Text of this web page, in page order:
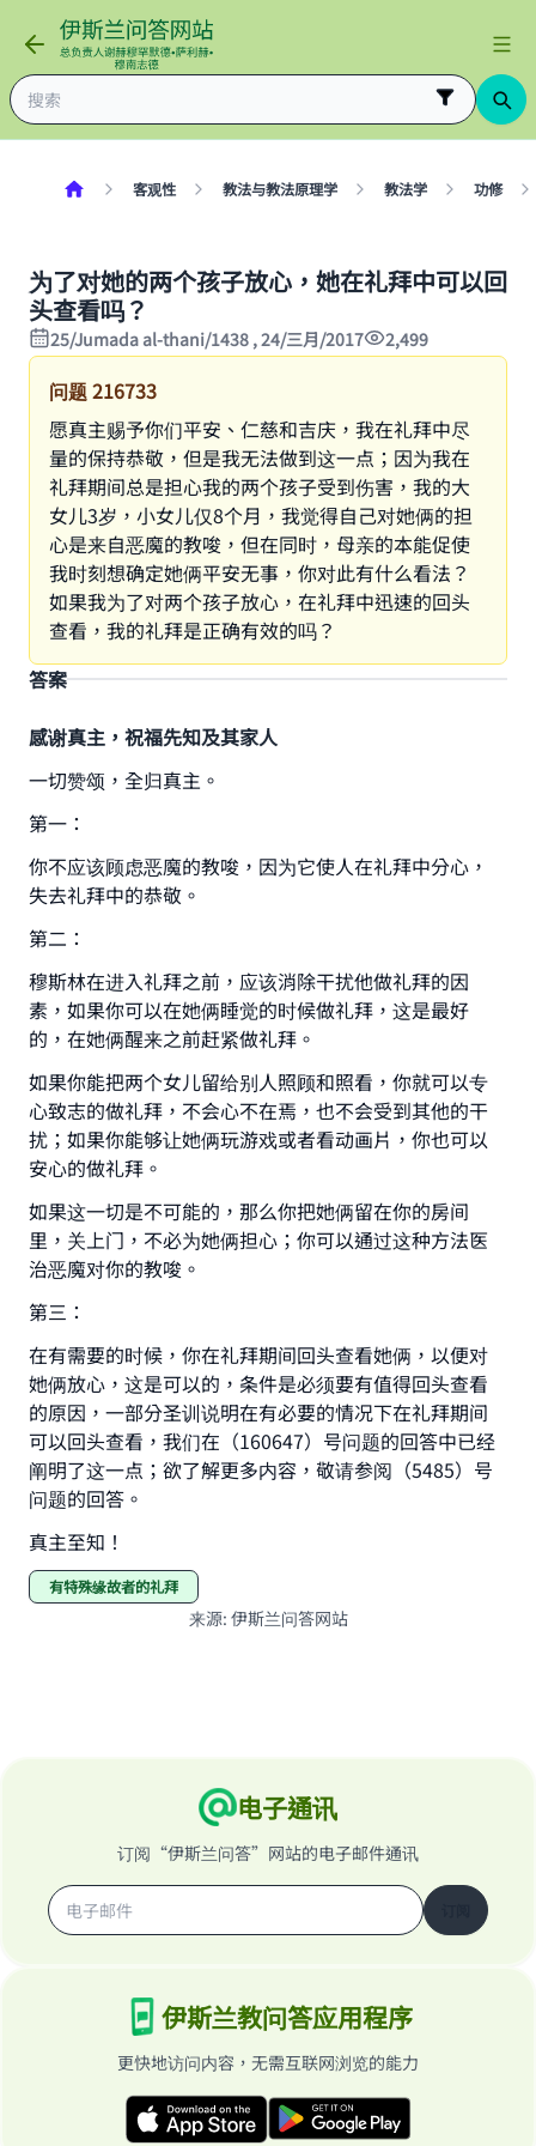
客观性 教法与教法原理学 教法学 功修
为了对她的两个孩子放心，她在礼拜中可以回
头查看吗？
25/Jumada al-thani/1438 , 24/三月/2017 2,499
问题216733
愿真主赐予你们平安、仁慈和吉庆，我在礼拜中尽
量的保持恭敬，但是我无法做到这一点；因为我在
礼拜期间总是担心我的两个孩子受到伤害，我的大
女儿3岁，小女儿仅8个月，我觉得自己对她俩的担
心是来自恶魔的教唆，但在同时，母亲的本能促使
我时刻想确定她俩平安无事，你对此有什么看法？
如果我为了对两个孩子放心，在礼拜中迅速的回头
查看，我的礼拜是正确有效的吗？
答案
感谢真主，祝福先知及其家人
一切赞颂，全归真主。
第一：
你不应该顾虑恶魔的教唆，因为它使人在礼拜中分心，
失去礼拜中的恭敬。
第二：
穆斯林在进入礼拜之前，应该消除干扰他做礼拜的因
素，如果你可以在她俩睡觉的时候做礼拜，这是最好
的，在她俩醒来之前赶紧做礼拜。
如果你能把两个女儿留给别人照顾和照看，你就可以专
心致志的做礼拜，不会心不在焉，也不会受到其他的干
扰；如果你能够让她俩玩游戏或者看动画片，你也可以
安心的做礼拜。
如果这一切是不可能的，那么你把她俩留在你的房间
里，关上门，不必为她俩担心；你可以通过这种方法医
治恶魔对你的教唆。
第三：
在有需要的时候，你在礼拜期间回头查看她俩，以便对
她俩放心，这是可以的，条件是必须要有值得回头查看
的原因，一部分圣训说明在有必要的情况下在礼拜期间
可以回头查看，我们在（160647）号问题的回答中已经
阐明了这一点；欲了解更多内容，敬请参阅（5485）号
问题的回答。
真主至知！
有特殊缘故者的礼拜
来源: 伊斯兰问答网站
电子通讯
订阅“伊斯兰问答”网站的电子邮件通讯
伊斯兰教问答应用程序
更快地访问内容，无需互联网浏览的能力
Make an impact on millions of lives
with your contribution today
Your support is crucial for our mission.
"A person who leads others to doing what is
good will earn the same reward as those who
do it."
Support IslamQA